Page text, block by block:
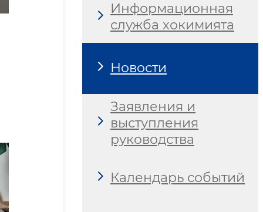
Информационная
служба хокимията
Новости
Заявления и
выступления
руководства
Календарь событий